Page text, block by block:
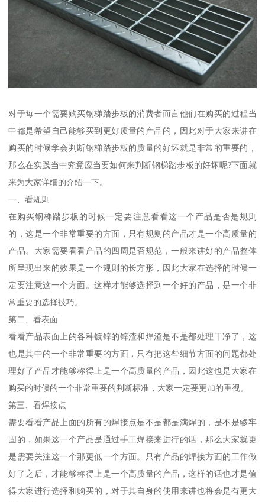
对于每一个需要购买钢梯踏步板的消费者而言他们在购买的过程当
中都是希望自己能够买到更好质量的产品的，因此对于大家来讲在
购买的时候学会判断钢梯踏步板的质量的好坏就是非常的重要的，
那么在实践当中究竟应当要如何来判断钢梯踏步板的好坏呢?下面就
来为大家详细的介绍一下。
一、看规则
在购买钢梯踏步板的时候一定要注意看看这一个产品是否是规则
的，这是一个非常重要的方面，只有规则的产品才是一个高质量的
产品。大家需要看看产品的四周是否规范，一般来讲好的产品整体
所呈现出来的效果是一个规则的长方形，因此大家在选择的时候一
定要注意这一个方面。这样才能够选择到一个好的产品，是一个非
常重要的选择技巧。
第二、看表面
看看产品表面上的各种镀锌的锌渣和焊渣是不是都处理干净了，这
也是其中的一个非常重要的方面，只有把这些细节方面的问题都处
理好了产品才能够称得上是一个高质量的产品，因此这也是大家在
购买的时候的一个非常重要的判断标准，大家一定要更加的重视。
第三、看焊接点
需要看看产品上面的所有的焊接点是不是都是满焊的，是不是够牢
固的，如果这一个产品是通过手工焊接来进行的话，那么大家就更
是需要关注这一个那更低一个方面。只有产品的焊接方面的工作做
好了之后，才能够称得上是一个高质量的产品，这样的话也才是值
得大家进行选择和购买的，对于其自身的使用来讲也将会是有更大